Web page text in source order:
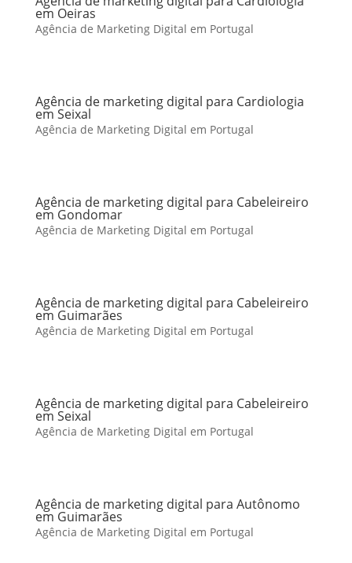
em Oeiras
Agência de Marketing Digital em Portugal
Agência de marketing digital para Cardiologia
em Seixal
Agência de Marketing Digital em Portugal
Agência de marketing digital para Cabeleireiro
em Gondomar
Agência de Marketing Digital em Portugal
Agência de marketing digital para Cabeleireiro
em Guimarães
Agência de Marketing Digital em Portugal
Agência de marketing digital para Cabeleireiro
em Seixal
Agência de Marketing Digital em Portugal
Agência de marketing digital para Autônomo
em Guimarães
Agência de Marketing Digital em Portugal